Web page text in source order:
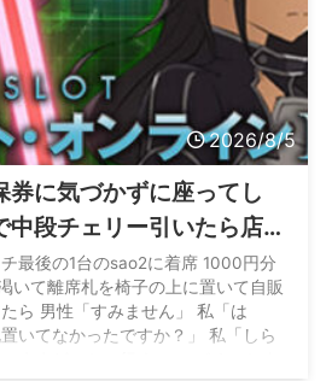
2026/8/5
券に気づかずに座ってし
中段チェリー引いたら店
れてしまったのだが
最後の1台のsao2に着席 1000円分
いて離席札を椅子の上に置いて自販
ら 男性「すみません」 私「は
いてなかったですか？」 私「しら